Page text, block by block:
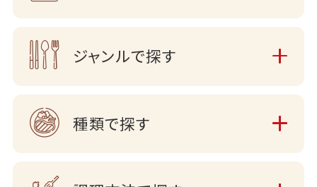
ジャンルで探す
種類で探す